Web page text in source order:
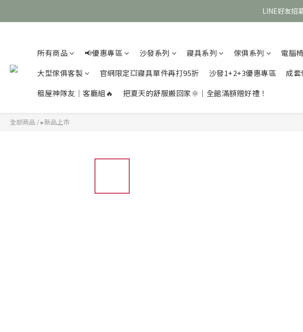
\\新會
LINE好友招
所有商品 📢優惠專區 沙發系列 寢具系列 傢俱系列 電腦
大型傢俱客製
官網限定💥寢具單件再打95折 沙發1+2+3優惠專區 成
租屋神隊友｜客廳組🔥
把夏天的舒服搬回家🌞｜全館滿額贈好禮！
全部商品 /▸新品上市